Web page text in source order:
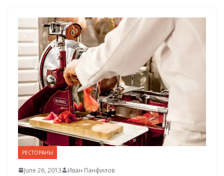
РЕСТОРАНЫ
June 26, 2013 Иван Панфилов